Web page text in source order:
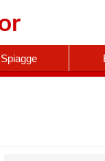
Spiagge